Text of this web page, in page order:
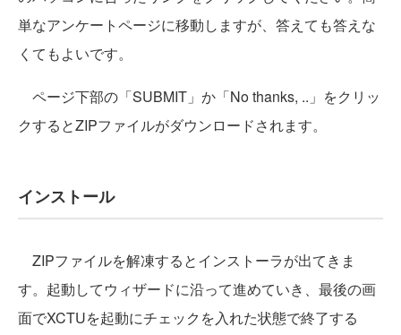
単なアンケートページに移動しますが、答えても答えな
くてもよいです。
ページ下部の「SUBMIT」か「No thanks, ..」をクリッ
クするとZIPファイルがダウンロードされます。
インストール
ZIPファイルを解凍するとインストーラが出てきま
す。起動してウィザードに沿って進めていき、最後の画
面でXCTUを起動にチェックを入れた状態で終了する